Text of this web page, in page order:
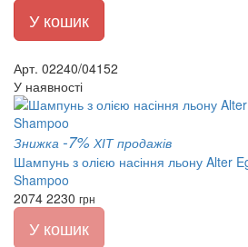
У кошик
Арт. 02240/04152
У наявності
Знижка -7% ХІТ продажів
Шампунь з олією насіння льону Alter
Shampoo
2074 2230 грн
У кошик